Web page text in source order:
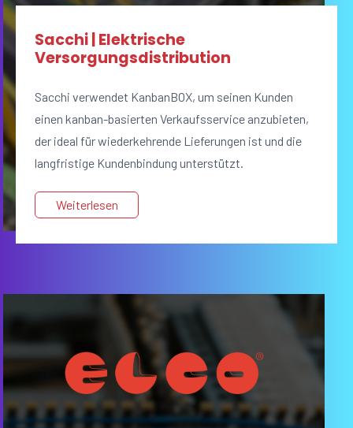
Sacchi | Elektrische
Versorgungsdistribution
Sacchi verwendet KanbanBOX, um seinen Kunden
einen kanban-basierten Verkaufsservice anzubieten,
der ideal für wiederkehrende Lieferungen ist und die
langfristige Kundenbindung unterstützt.
Weiterlesen